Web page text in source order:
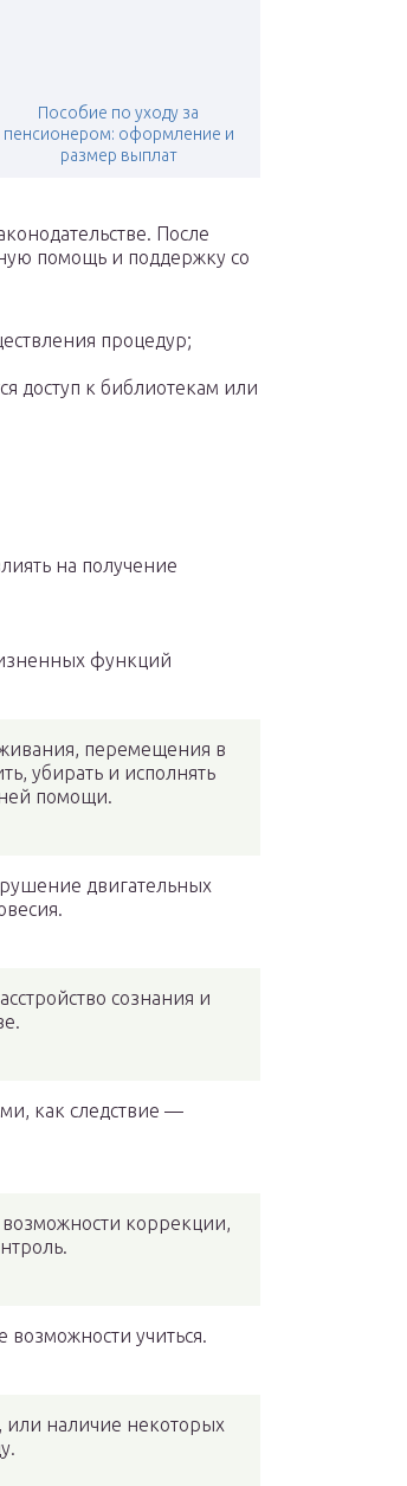
Пособие по уходу за
пенсионером: оформление и
размер выплат
После
помощь и поддержку со
процедур;
доступ к библиотекам или
на получение
функций
перемещения в
убирать и исполнять
помощи.
двигательных
сознания и
как следствие —
коррекции,
возможности учиться.
наличие некоторых